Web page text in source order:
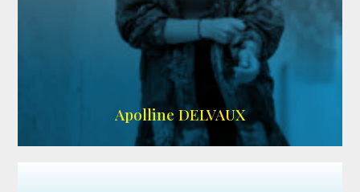
Apolline DELVAUX